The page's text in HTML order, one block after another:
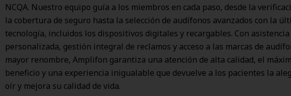
NCQA. Nuestro equipo guía a los miembros en cada paso, desde la
la cobertura de seguro hasta la selección de audífonos avanzados con la
tecnología, incluidos los dispositivos digitales y recargables. Con asistencia
personalizada, gestión integral de reclamos y acceso a las marcas de
mayor renombre, Amplifon garantiza una atención de alta calidad, el
beneficio y una experiencia inigualable que devuelve a los pacientes la
oír y mejora su calidad de vida.